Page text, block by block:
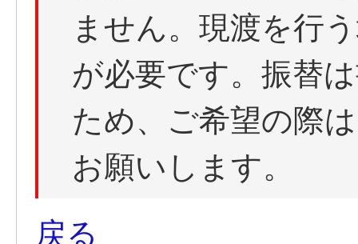
ません。現渡を行
が必要です。振替
ため、ご希望の際
お願いします。
戻る